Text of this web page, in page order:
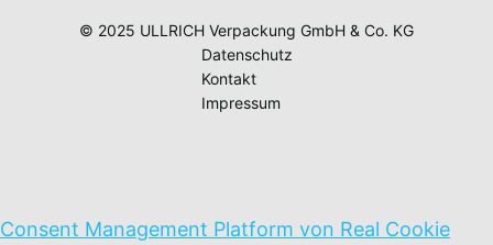
© 2025 ULLRICH Verpackung GmbH & Co. KG
Datenschutz
Kontakt
Impressum
Consent Management Platform von Real Cookie